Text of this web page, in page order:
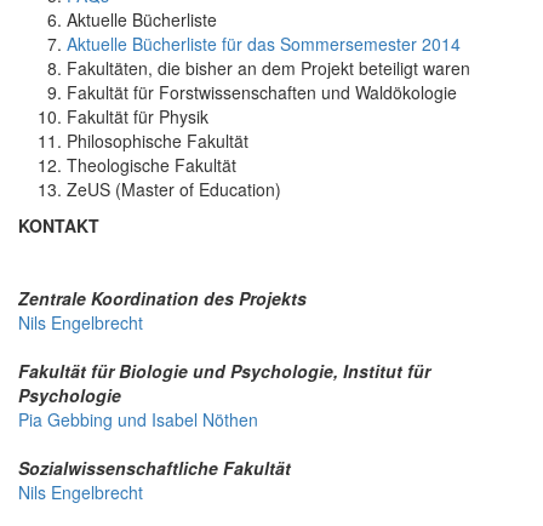
Aktuelle Bücherliste
Aktuelle Bücherliste für das Sommersemester 2014
Fakultäten, die bisher an dem Projekt beteiligt waren
Fakultät für Forstwissenschaften und Waldökologie
Fakultät für Physik
Philosophische Fakultät
Theologische Fakultät
ZeUS (Master of Education)
KONTAKT
Zentrale Koordination des Projekts
Nils Engelbrecht
Fakultät für Biologie und Psychologie, Institut für
Psychologie
Pia Gebbing und Isabel Nöthen
Sozialwissenschaftliche Fakultät
Nils Engelbrecht